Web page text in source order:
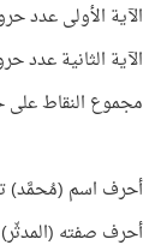
الآية الأولى عدد حروفها
الآية الثانية عدد حروفها
مجموع النقاط على حروف
أحرف اسم (مُحمَّد)
أحرف صفته